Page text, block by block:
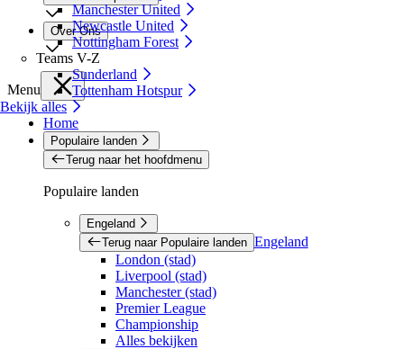
Manchester United
Newcastle United
Nottingham Forest
Teams V-Z
Sunderland
Tottenham Hotspur
Bekijk alles
Over Ons
Menu
Home
Populaire landen
Terug naar het hoofdmenu
Populaire landen
Engeland
Terug naar Populaire landen Engeland
London (stad)
Liverpool (stad)
Manchester (stad)
Premier League
Championship
Alles bekijken